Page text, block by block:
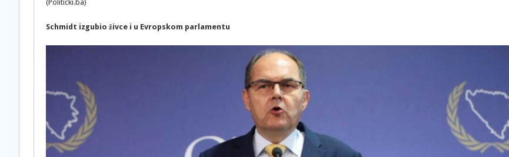
(Politicki.ba)
Schmidt izgubio živce i u Evropskom parlamentu